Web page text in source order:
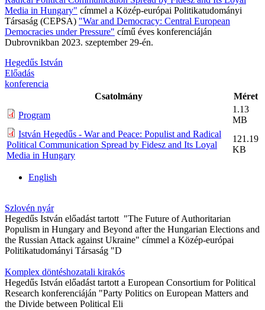
Media in Hungary" címmel a Közép-európai Politikatudományi
Társaság (CEPSA) "War and Democracy: Central European
Democracies under Pressure" című éves konferenciáján
Dubrovnikban 2023. szeptember 29-én.
Hegedűs István
Előadás
konferencia
Csatolmány
Méret
Program
1.13
MB
István Hegedűs - War and Peace: Populist and Radical
Political Communication Spread by Fidesz and Its Loyal
Media in Hungary
121.19
KB
English
Szlovén nyár
Hegedűs István előadást tartott "The Future of Authoritarian
Populism in Hungary and Beyond after the Hungarian Elections and
the Russian Attack against Ukraine" címmel a Közép-európai
Politikatudományi Társaság "D
Komplex döntéshozatali kirakós
Hegedűs István előadást tartott a European Consortium for Political
Research konferenciáján "Party Politics on European Matters and
the Divide between Political Eli